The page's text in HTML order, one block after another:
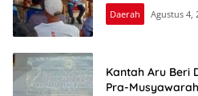
Daerah Agustus 4,
Kantah Aru Beri
Pra-